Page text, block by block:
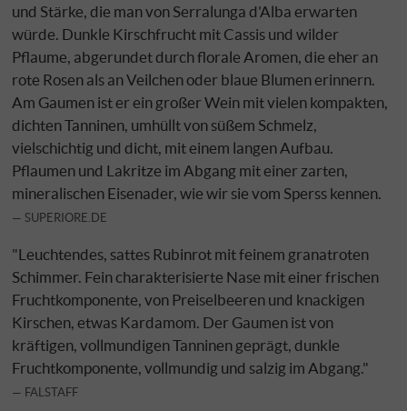
und Stärke, die man von Serralunga d'Alba erwarten
würde. Dunkle Kirschfrucht mit Cassis und wilder
Pflaume, abgerundet durch florale Aromen, die eher an
rote Rosen als an Veilchen oder blaue Blumen erinnern.
Am Gaumen ist er ein großer Wein mit vielen kompakten,
dichten Tanninen, umhüllt von süßem Schmelz,
vielschichtig und dicht, mit einem langen Aufbau.
Pflaumen und Lakritze im Abgang mit einer zarten,
mineralischen Eisenader, wie wir sie vom Sperss kennen.
SUPERIORE.DE
"Leuchtendes, sattes Rubinrot mit feinem granatroten
Schimmer. Fein charakterisierte Nase mit einer frischen
Fruchtkomponente, von Preiselbeeren und knackigen
Kirschen, etwas Kardamom. Der Gaumen ist von
kräftigen, vollmundigen Tanninen geprägt, dunkle
Fruchtkomponente, vollmundig und salzig im Abgang."
FALSTAFF